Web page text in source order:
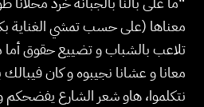
معناها (على حسب تمشي الغناية
تلاعب بالشباب و تضييع حقوق أما
معانا و عشانا نجيبوه و كان
نتكلموا، هاو شعر الشارع